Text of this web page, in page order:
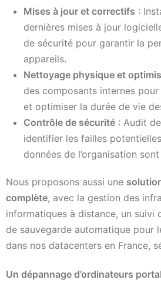
Mises à jour et correctifs :
dernières mises à jour
de sécurité pour garantir la
appareils.
Nettoyage physique et
des composants internes
et optimiser la durée de vie
Contrôle de sécurité : Audit
identifier les failles
données de l’organisation
Nous proposons aussi une
complète, avec la gestion des
informatiques à distance, un suivi
de sauvegarde automatique pour
dans nos datacenters en France,
Un dépannage d’ordinateurs